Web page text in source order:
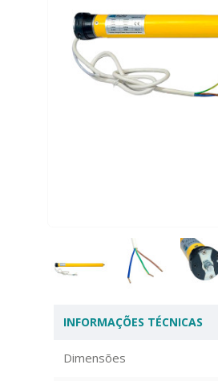
INFORMAÇÕES TÉCNICAS
Dimensões